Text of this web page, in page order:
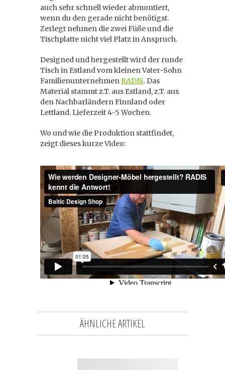
auch sehr schnell wieder abmontiert,
wenn du den gerade nicht benötigst.
Zerlegt nehmen die zwei Füße und die
Tischplatte nicht viel Platz in Anspruch.
Designed und hergestellt wird der runde
Tisch in Estland vom kleinen Vater-Sohn
FamilienunternehmenRADIS. Das
Material stammt z.T. aus Estland, z.T. aus
den Nachbarländern Finnland oder
Lettland. Lieferzeit 4-5 Wochen.
Wo und wie die Produktion stattfindet,
zeigt dieses kurze Video:
ÄHNLICHE ARTIKEL